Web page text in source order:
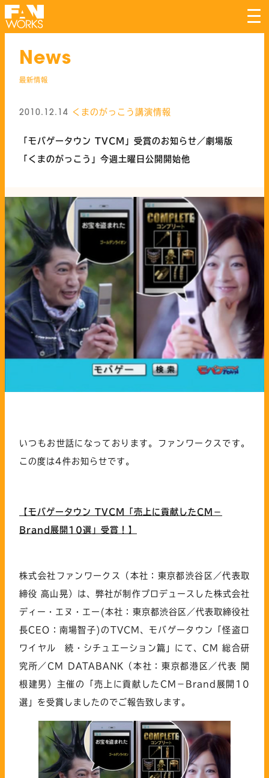
News
最新情報
2010.12.14 くまのがっこう 講演情報
「モバゲータウン TVCM」受賞のお知らせ／劇場版
「くまのがっこう」今週土曜日公開開始他
いつもお世話になっております。ファンワークスです。
この度は4件お知らせです。
【モバゲータウン TVCM「売上に貢献したCM－
Brand展開10選」受賞！】
株式会社ファンワークス（本社：東京都渋谷区／代表取
締役 高山晃）は、弊社が制作プロデュースした株式会社
ディー・エヌ・エー(本社：東京都渋谷区／代表取締役社
長CEO：南場智子)のTVCM、モバゲータウン「怪盗ロ
ワイヤル 続・シチュエーション篇」にて、CM 総合研
究所／CM DATABANK（本社：東京都港区／代表 関
根建男）主催の「売上に貢献したCM－Brand展開10
選」を受賞しましたのでご報告致します。